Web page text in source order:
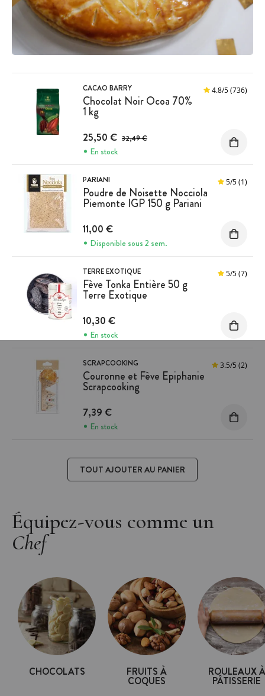
CACAO BARRY
Chocolat Noir Ocoa 70%
1 kg
4.8/5(736)
25,50 € Prix avant réduction :
32,49 €
En stock
PARIANI
Poudre de Noisette Nocciola
Piemonte IGP 150 g Pariani
5/5(1)
11,00 €
Disponible sous 2 sem.
TERRE EXOTIQUE
Fève Tonka Entière 50 g
Terre Exotique
5/5(7)
10,30 €
En stock
SCRAPCOOKING
Couronne et Fève Epiphanie
Scrapcooking
3.5/5 (2)
7,39 €
En stock
TOUT AJOUTER AU PANIER
Équipez-vous comme un
Chef
CHOCOLATS FRUITS À
COQUES
ROULEAUX À
PÂTISSERIE